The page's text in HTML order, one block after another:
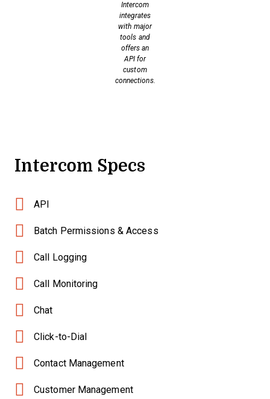
Intercom
integrates
with major
tools and
offers an
API for
custom
connections.
Intercom Specs
API
Batch Permissions & Access
Call Logging
Call Monitoring
Chat
Click-to-Dial
Contact Management
Customer Management